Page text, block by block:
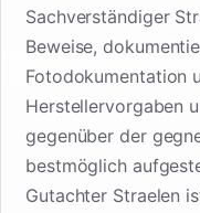
Sachverständiger
Beweise,
Fotodokumentation
Herstellervorgaben
gegenüber der
bestmöglich
Gutachter Straelen